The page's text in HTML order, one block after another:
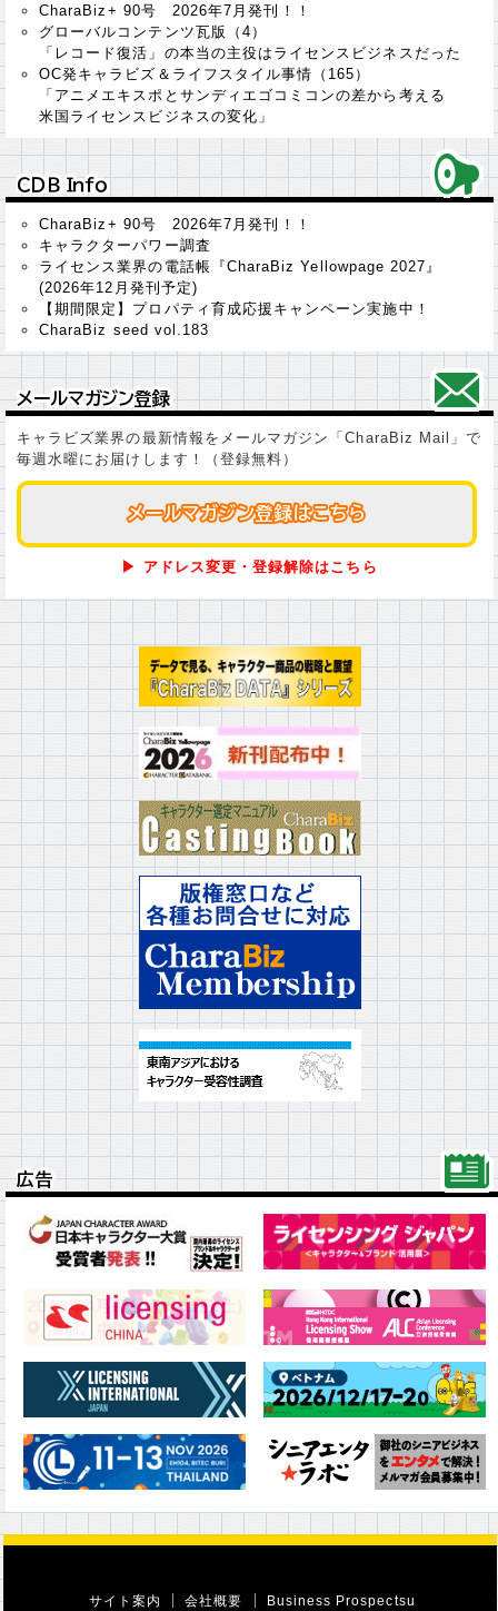
CharaBiz+ 90号 2026年7月発刊！！
グローバルコンテンツ瓦版（4）
「レコード復活」の本当の主役はライセンスビジネスだった
OC発キャラビズ＆ライフスタイル事情（165）
「アニメエキスポとサンディエゴコミコンの差から考える
米国ライセンスビジネスの変化」
ＣＤＢ Ｉｎｆｏ
ＣＤＢ Ｉｎｆｏ
CharaBiz+ 90号 2026年7月発刊！！
キャラクターパワー調査
ライセンス業界の電話帳『CharaBiz Yellowpage 2027』
(2026年12月発刊予定)
【期間限定】プロパティ育成応援キャンペーン実施中！
CharaBiz seed vol.183
メールマガジン登録
メールマガジン登録
キャラビズ業界の最新情報をメールマガジン「CharaBiz Mail」で
毎週水曜にお届けします！（登録無料）
メールマガジン登録はこちら
メールマガジン登録はこちら
▶ アドレス変更・登録解除はこちら
広告
広告
サイト案内 会社概要 Business Prospectsu